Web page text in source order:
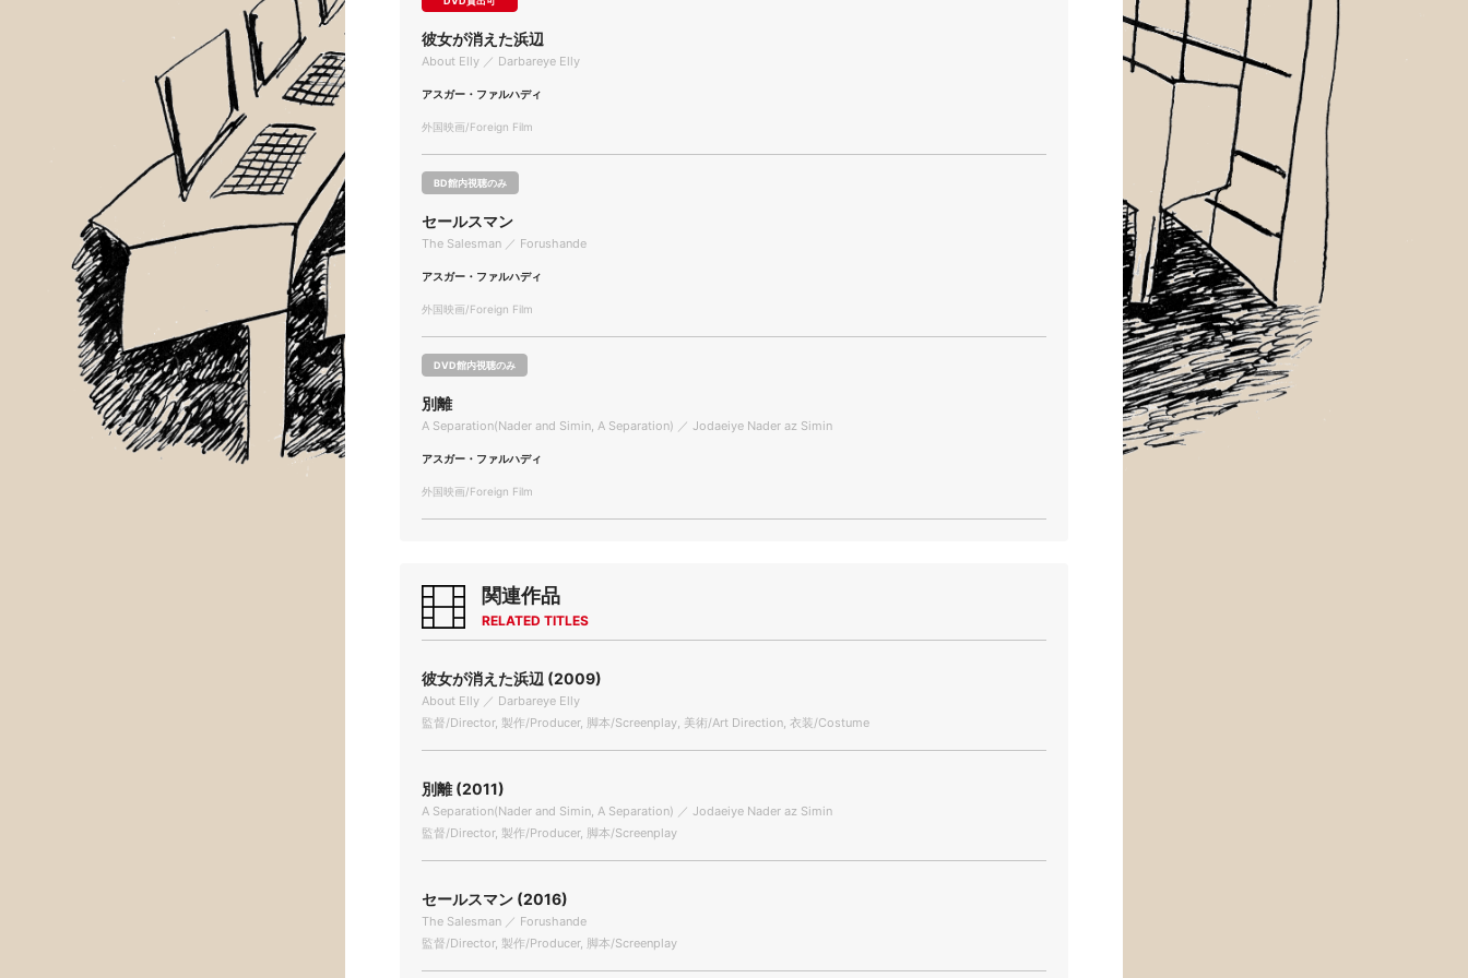
彼女が消えた浜辺
About Elly ／ Darbareye Elly
アスガー・ファルハディ
外国映画/Foreign Film
BD館内視聴のみ
セールスマン
The Salesman ／ Forushande
アスガー・ファルハディ
外国映画/Foreign Film
DVD館内視聴のみ
別離
A Separation(Nader and Simin, A Separation) ／ Jodaeiye Nader az Simin
アスガー・ファルハディ
外国映画/Foreign Film
関連作品
RELATED TITLES
彼女が消えた浜辺 (2009)
About Elly ／ Darbareye Elly
監督/Director, 製作/Producer, 脚本/Screenplay, 美術/Art Direction, 衣装/Costume
別離 (2011)
A Separation(Nader and Simin, A Separation) ／ Jodaeiye Nader az Simin
監督/Director, 製作/Producer, 脚本/Screenplay
セールスマン (2016)
The Salesman ／ Forushande
監督/Director, 製作/Producer, 脚本/Screenplay